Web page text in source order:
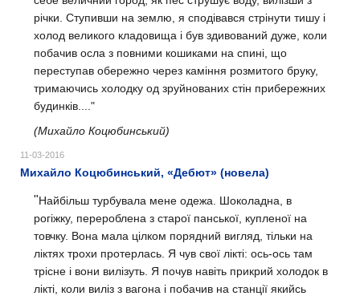
річки. Ступивши на землю, я сподівався стрінути тишу і
холод великого кладовища і був здивований дуже, коли
побачив осла з повними кошиками на спині, що
переступав обережно через каміння розмитого бруку,
тримаючись холодку од зруйнованих стін прибережних
будинків...."
(Михайло Коцюбинський)
11-03-2016
Михайло Коцюбинський, «Дебют» (новела)
"Найбільш турбувала мене одежа. Шоколадна, в
рогіжку, перероблена з старої панської, купленої на
товчку. Вона мала цілком порядний вигляд, тільки на
ліктях трохи протерлась. Я чув свої лікті: ось-ось там
трісне і вони вилізуть. Я почув навіть прикрий холодок в
лікті, коли виліз з вагона і побачив на станції якийсь